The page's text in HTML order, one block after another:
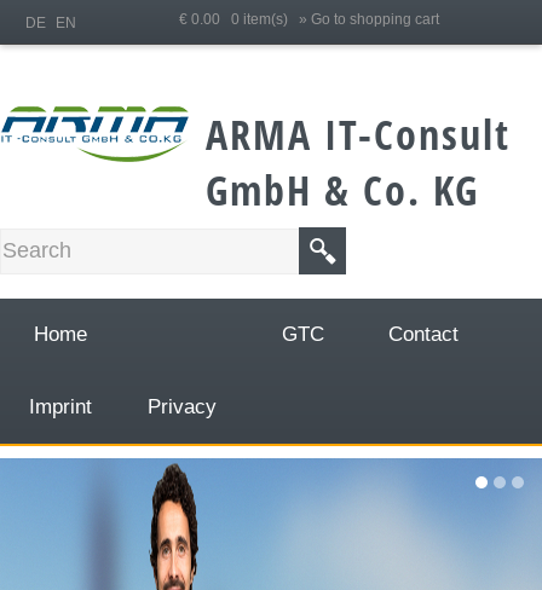
€ 0.00 0 item(s) » Go to shopping cart
DE EN
ARMA IT-Consult
GmbH & Co. KG
Home GTC Contact
Imprint Privacy